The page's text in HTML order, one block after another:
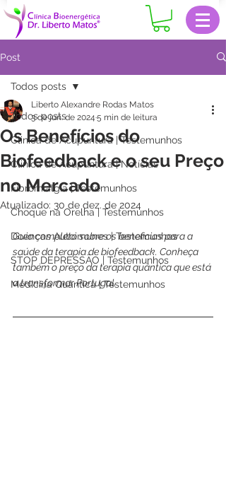
Post
Todos posts
Clinica de Acupuntura | Testemunhos
Clinica de Acupuntura | Notícias
Fibromialgia | Testemunhos
Choque na Orelha | Testemunhos
Doenças Autoimunes | Testemunhos
STOP DEPRESSÃO | Testemunhos
Medicina Quântica | Testemunhos
Todos posts
Os Benefícios do
Biofeedback e o seu Preço
no Mercado
Liberto Alexandre Rodas Matos
3 de jun. de 2024 5 min de leitura
Atualizado: 30 de dez. de 2024
Guia completo sobre os beneficios para a
saúde da terapia de biofeedback. Conheça
também o preço da terapia quântica que está
a transformar Portugal.